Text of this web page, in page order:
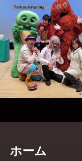
ホーム